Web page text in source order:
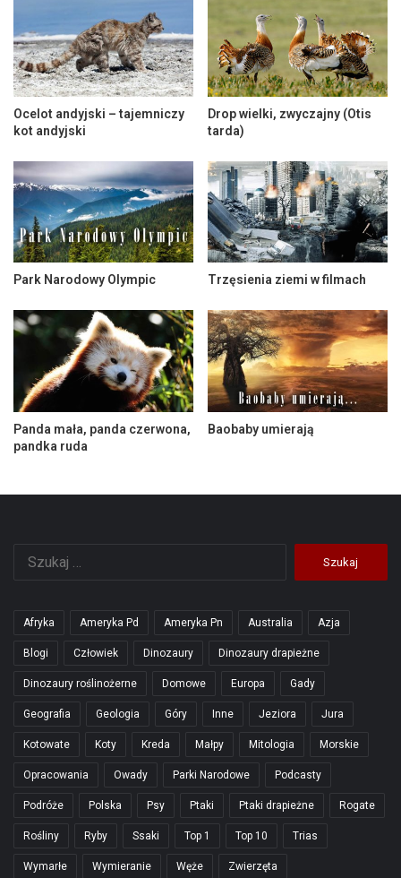
Ocelot andyjski – tajemniczy
kot andyjski
Drop wielki, zwyczajny (Otis
tarda)
Park Narodowy Olympic Trzęsienia ziemi w filmach
Panda mała, panda czerwona,
pandka ruda
Baobaby umierają
Afryka Ameryka Pd Ameryka Pn Australia Azja
Blogi Człowiek Dinozaury Dinozaury drapieżne
Dinozaury roślinożerne Domowe Europa Gady
Geografia Geologia Góry Inne Jeziora Jura
Kotowate Koty Kreda Małpy Mitologia Morskie
Opracowania Owady Parki Narodowe Podcasty
Podróże Polska Psy Ptaki Ptaki drapieżne Rogate
Rośliny Ryby Ssaki Top 1 Top 10 Trias
Wymarłe Wymieranie Węże Zwierzęta